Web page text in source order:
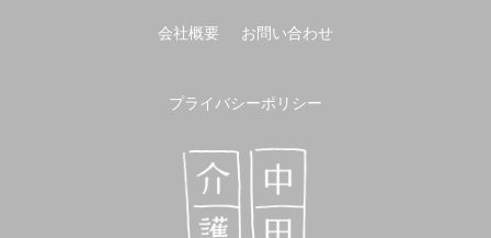
会社概要 お問い合わせ
プライバシーポリシー